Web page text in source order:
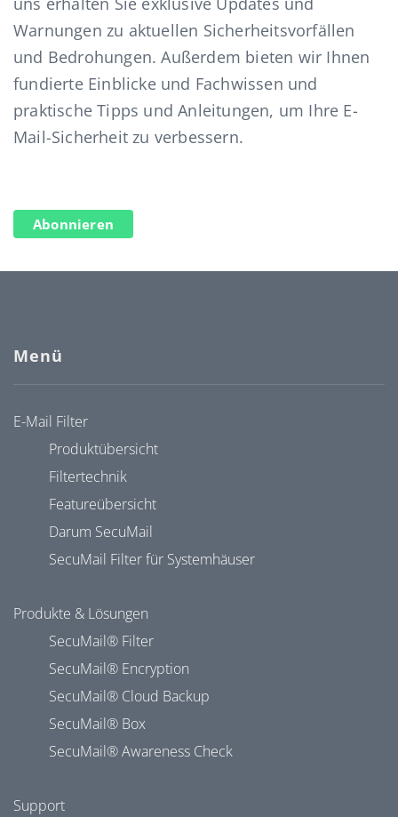
Warnungen zu aktuellen Sicherheitsvorfällen
und Bedrohungen. Außerdem bieten wir Ihnen
fundierte Einblicke und Fachwissen und
praktische Tipps und Anleitungen, um Ihre E-
Mail-Sicherheit zu verbessern.
Abonnieren
Menü
E-Mail Filter
Produktübersicht
Filtertechnik
Featureübersicht
Darum SecuMail
SecuMail Filter für Systemhäuser
Produkte & Lösungen
SecuMail® Filter
SecuMail® Encryption
SecuMail® Cloud Backup
SecuMail® Box
SecuMail® Awareness Check
Support